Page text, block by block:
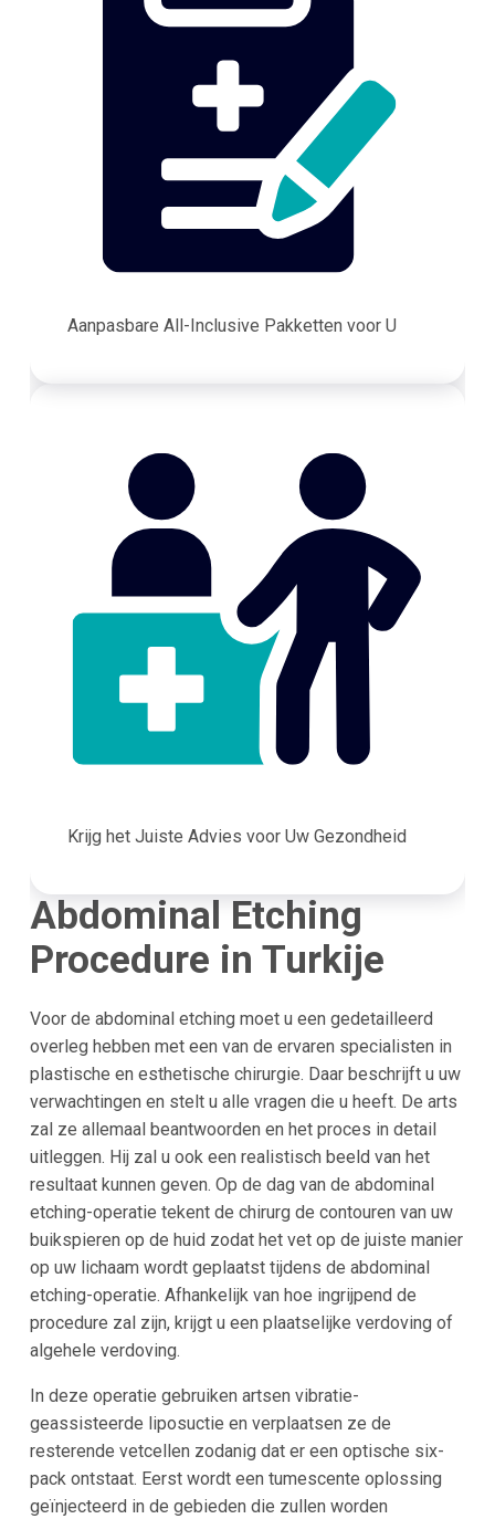
Aanpasbare All-Inclusive Pakketten voor U
Krijg het Juiste Advies voor Uw Gezondheid
Abdominal Etching
Procedure in Turkije
Voor de abdominal etching moet u een gedetailleerd
overleg hebben met een van de ervaren specialisten in
plastische en esthetische chirurgie. Daar beschrijft u uw
verwachtingen en stelt u alle vragen die u heeft. De arts
zal ze allemaal beantwoorden en het proces in detail
uitleggen. Hij zal u ook een realistisch beeld van het
resultaat kunnen geven. Op de dag van de abdominal
etching-operatie tekent de chirurg de contouren van uw
buikspieren op de huid zodat het vet op de juiste manier
op uw lichaam wordt geplaatst tijdens de abdominal
etching-operatie. Afhankelijk van hoe ingrijpend de
procedure zal zijn, krijgt u een plaatselijke verdoving of
algehele verdoving.
In deze operatie gebruiken artsen vibratie-
geassisteerde liposuctie en verplaatsen ze de
resterende vetcellen zodanig dat er een optische six-
pack ontstaat. Eerst wordt een tumescente oplossing
geïnjecteerd in de gebieden die zullen worden